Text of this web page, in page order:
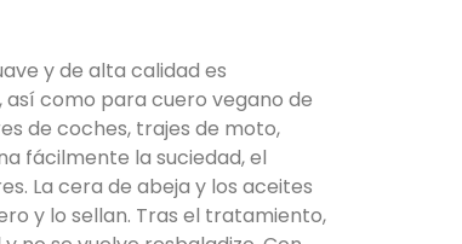
y de alta calidad es
como para cuero vegano de
de coches, trajes de moto,
fácilmente la suciedad, el
La cera de abeja y los aceites
y lo sellan. Tras el tratamiento,